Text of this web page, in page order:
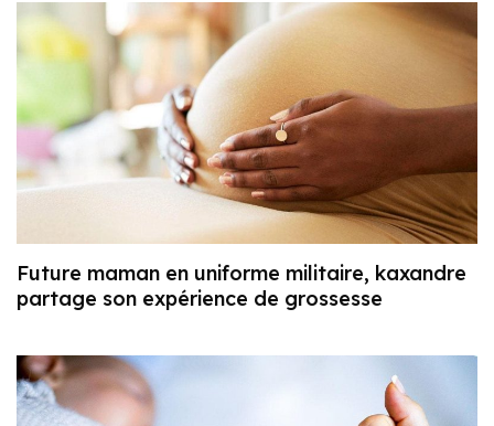
Future maman en uniforme militaire, kaxandre
partage son expérience de grossesse